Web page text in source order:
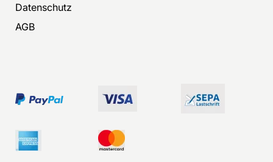
Datenschutz
AGB